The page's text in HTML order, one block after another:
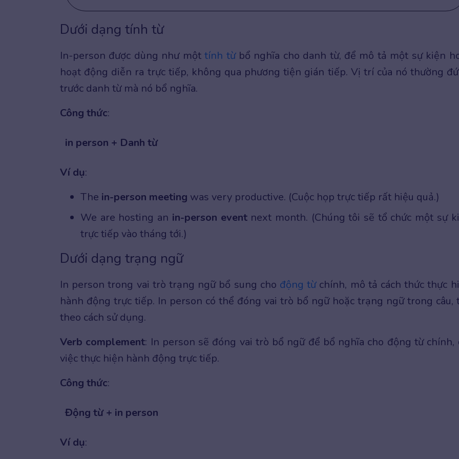
Dưới dạng tính từ
In-person được dùng như mộttính từbổ nghĩa cho danh từ, để mô tả một sự kiện
hoạt động diễn ra trực tiếp, không qua phương tiện gián tiếp. Vị trí của nó thường
trước danh từ mà nó bổ nghĩa.
Công thức:
in person + Danh từ
Ví dụ:
The in-person meeting was very productive. (Cuộc họp trực tiếp rất hiệu quả.)
We are hosting an in-person event next month. (Chúng tôi sẽ tổ chức một sự
trực tiếp vào tháng tới.)
Dưới dạng trạng ngữ
In person trong vai trò trạng ngữ bổ sung cho động từchính, mô tả cách thức thực
hành động trực tiếp. In person có thể đóng vai trò bổ ngữ hoặc trạng ngữ trong câu,
theo cách sử dụng.
Verb complement: In person sẽ đóng vai trò bổ ngữ để bổ nghĩa cho động từ chính,
việc thực hiện hành động trực tiếp.
Công thức:
Động từ + in person
Ví dụ: